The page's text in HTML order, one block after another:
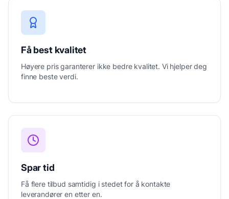
Få best kvalitet
Høyere pris garanterer ikke bedre kvalitet. Vi hjelper deg
finne beste verdi.
Spar tid
Få flere tilbud samtidig i stedet for å kontakte
leverandører en etter en.